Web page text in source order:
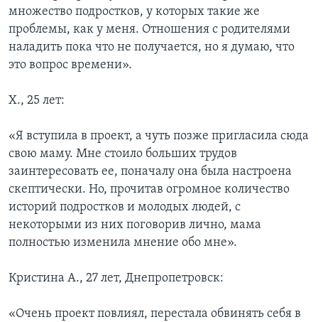
множество подростков, у которых такие же
проблемы, как у меня. Отношения с родителями
наладить пока что не получается, но я думаю, что
это вопрос времени».
Х., 25 лет:
«Я вступила в проект, а чуть позже пригласила сюда
свою маму. Мне стоило больших трудов
заинтересовать ее, поначалу она была настроена
скептически. Но, прочитав огромное количество
историй подростков и молодых людей, с
некоторыми из них поговорив лично, мама
полностью изменила мнение обо мне».
Кристина А., 27 лет, Днепропетровск:
«Очень проект повлиял, перестала обвинять себя в